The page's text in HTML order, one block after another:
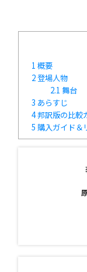
1 概要
2登場人物
2.1 舞台
3 あらすじ
4邦訳版の比較
5 購入ガイド＆